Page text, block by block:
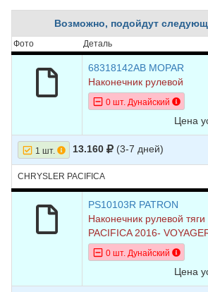
CHRYSLER PACIFICA
6 CHRYSLER PACIFICA
CHRYSLER PACIFICA 2019 V6 3.6L
PACIFICA 2019
9 CHRYSLER PACIFICA 2018 V6
10 CHRYSLER PACIFICA 2018
V6
PACIFICA 2017
V6
Возможно, подойдут
Фото Деталь
68318142AB MOPAR
Наконечник рулевой
0 шт. Дунайский
Цена
1 шт. 13.160 (3-7 дней)
CHRYSLER PACIFICA
PS10103R PATRON
Наконечник рулевой
PACIFICA 2016-
0 шт. Дунайский
Цена